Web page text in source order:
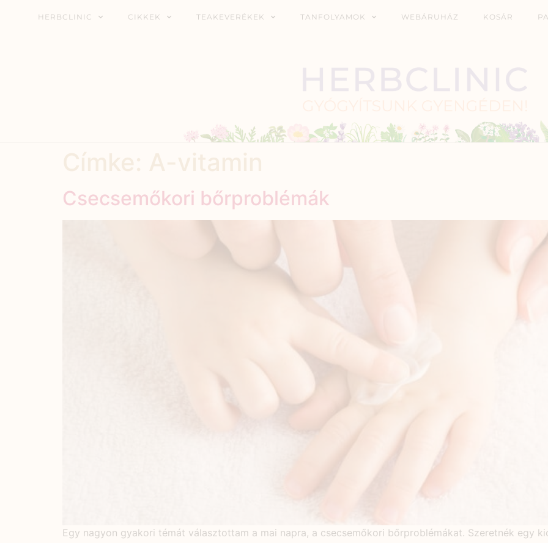
HERBCLINIC CIKKEK TEAKEVERÉKEK TANFOLYAMOK WEBÁRUHÁZ KOSÁR
Csecsemőkori bőrproblémák
Egy nagyon gyakori témát választottam a mai napra, a csecsemőkori bőrproblémákat. Szeretnék egy